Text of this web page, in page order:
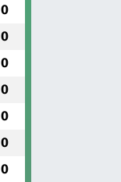
0
0
0
0
0
0
0